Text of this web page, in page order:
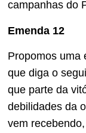
campanhas do
Emenda 12
Propomos uma
que diga o
que parte da
debilidades da
vem